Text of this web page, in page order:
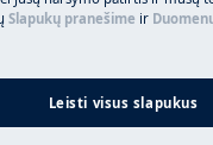
Spręskite
dokumentacijos
Slapukų pranešime ir
Leisti visus slapukus